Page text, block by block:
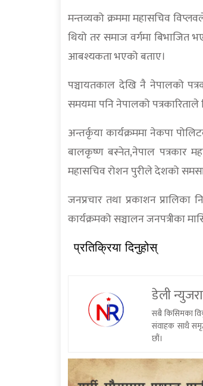
मन्तव्यको क्रममा महासचिव
थियो तर समाज वर्गमा बिभाजित
आबश्यकता भएको बताए।
पञ्चायतकाल देखि नै नेपालको
समयमा पनि नेपालको पत्रकारिताले
अन्तर्कृया कार्यक्रममा नेकपा
बालकृष्ण बस्नेत,नेपाल पत्रकार
महासचिव रोशन पुरीले देशको
जनप्रचार तथा प्रकाशन
कार्यक्रमको सञ्चालन जनपत्रीका
प्रतिक्रिया दिनुहोस्
डेली
सबै किसिमका
संवाहक साथै
छौं।